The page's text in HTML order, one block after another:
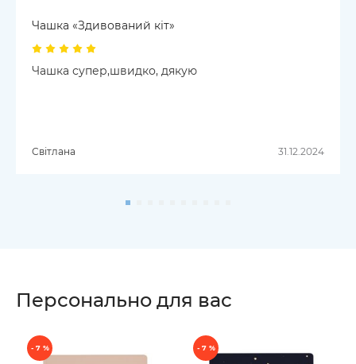
Чашка «Здивований кіт»
Чашка супер,швидко, дякую
Світлана 31.12.2024
Персонально для вас
- 7 % - 7 %